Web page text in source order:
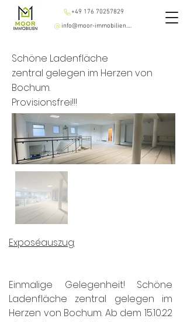
info@moor-immobilien.de
+49 176 70257829
Schöne Ladenfläche
zentral gelegen im Herzen von
Bochum.
Provisionsfrei!!!
1.100 € Kaltmiete
Bochum, Deutschland
Exposéauszug:
Einmalige Gelegenheit! Schöne
Ladenfläche zentral gelegen im
Herzen von Bochum. Ab dem 15.10.22